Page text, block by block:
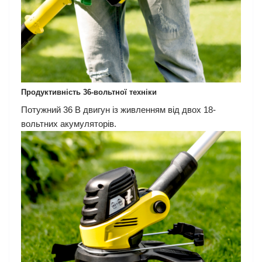
Продуктивність 36-вольтної техніки
Потужний 36 В двигун із живленням від двох 18-
вольтних акумуляторів.